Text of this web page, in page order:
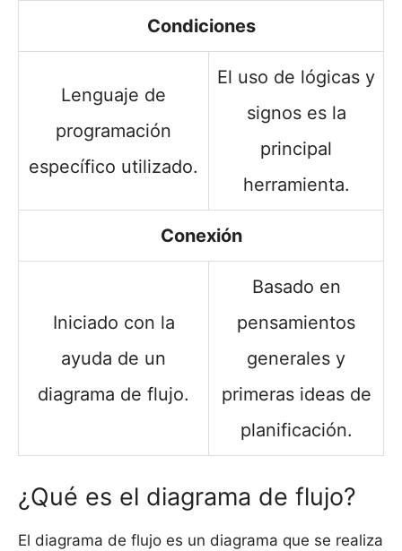
Condiciones
Lenguaje de
programación
específico utilizado.
El uso de lógicas y
signos es la
principal
herramienta.
Conexión
Iniciado con la
ayuda de un
diagrama de flujo.
Basado en
pensamientos
generales y
primeras ideas de
planificación.
¿Qué es el diagrama de flujo?
El diagrama de flujo es un diagrama que se realiza